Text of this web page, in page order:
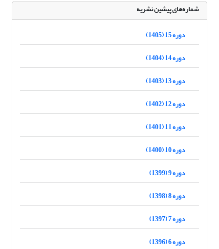
شماره‌های پیشین نشریه
دوره 15 (1405)
دوره 14 (1404)
دوره 13 (1403)
دوره 12 (1402)
دوره 11 (1401)
دوره 10 (1400)
دوره 9 (1399)
دوره 8 (1398)
دوره 7 (1397)
دوره 6 (1396)